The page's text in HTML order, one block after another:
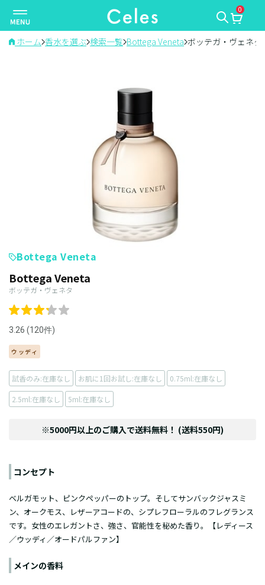
ナ
ビ
ゲ
0
ホーム 香水を選ぶ 検索一覧 Bottega Veneta ボッテガ・ヴェネタ
Bottega Veneta
Bottega Veneta
ボッテガ・ヴェネタ
3.26 (120件)
ウッディ
試香のみ:在庫なし お肌に1回お試し:在庫なし 0.75ml:在庫なし
2.5ml:在庫なし 5ml:在庫なし
※5000円以上のご購入で送料無料！ (送料550円)
コンセプト
ベルガモット、ピンクペッパーのトップ。そしてサンバックジャスミ
ン、オークモス、レザーアコードの、シプレフローラルのフレグランス
です。女性のエレガントさ、強さ、官能性を秘めた香り。【レディース
／ウッディ／オードパルファン】
メインの香料